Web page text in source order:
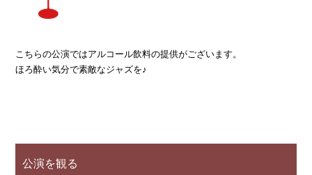
公演を観る
こちらの公演ではアルコール飲料の提供がございます。
ほろ酔い気分で素敵なジャズを♪